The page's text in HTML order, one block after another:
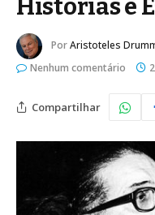
Historias e
PorAristoteles
Nenhum comentário
Compartilhar